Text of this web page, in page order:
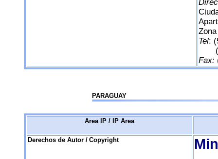
Tel:
Fax:
PARAGUAY
Area IP / IP Area
Derechos de Autor / Copyright